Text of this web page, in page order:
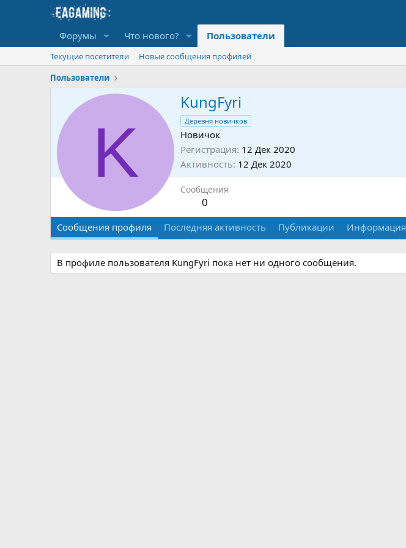
Форумы Что нового? Пользователи
Текущие посетители
Новые сообщения профилей
Пользователи
K
KungFyri
Деревня новичков
Новичок
Регистрация 12 Дек 2020
Активность 12 Дек 2020
Сообщения
0
Сообщения профиля Последняя активность Публикации Информация
В профиле пользователя KungFyri пока нет ни одного сообщения.